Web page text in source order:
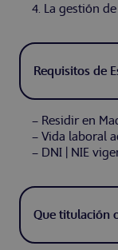
4. La gestión
Requisitos de
– Residir en
– Vida laboral
– DNI | NIE
Que titulación